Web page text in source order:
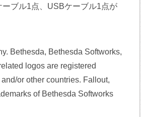
ブル1点、USBケーブル1点が
Bethesda, Bethesda Softworks,
logos are registered
or other countries. Fallout,
of Bethesda Softworks